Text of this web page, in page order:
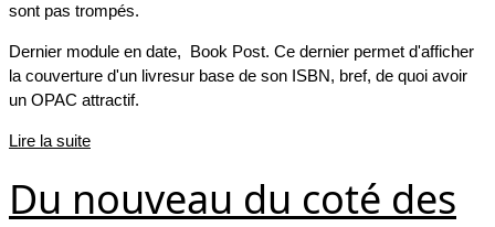
sont pas trompés.
Dernier module en date, Book Post. Ce dernier permet d'afficher
la couverture d'un livresur base de son ISBN, bref, de quoi avoir
un OPAC attractif.
Lire la suite
Du nouveau du coté des